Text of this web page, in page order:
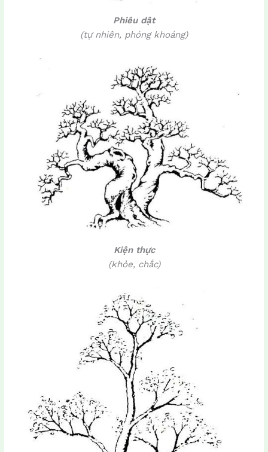
Phiêu dật
(tự nhiên, phóng khoáng)
Kiện thực
(khỏe, chắc)